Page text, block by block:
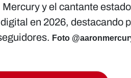
y el cantante
en 2026, destacando
Foto